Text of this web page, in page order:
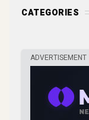
CATEGORIES
ADVERTISEMENT